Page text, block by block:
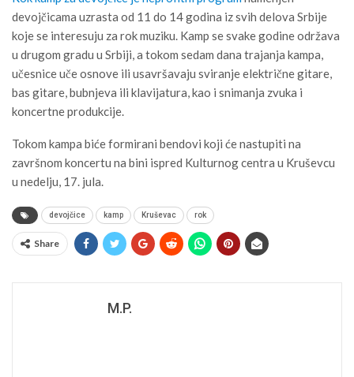
devojčicama uzrasta od 11 do 14 godina iz svih delova Srbije
koje se interesuju za rok muziku. Kamp se svake godine održava
u drugom gradu u Srbiji, a tokom sedam dana trajanja kampa,
učesnice uče osnove ili usavršavaju sviranje električne gitare,
bas gitare, bubnjeva ili klavijatura, kao i snimanja zvuka i
koncertne produkcije.
Tokom kampa biće formirani bendovi koji će nastupiti na
završnom koncertu na bini ispred Kulturnog centra u Kruševcu
u nedelju, 17. jula.
devojčice kamp Kruševac rok
Share
M.P.